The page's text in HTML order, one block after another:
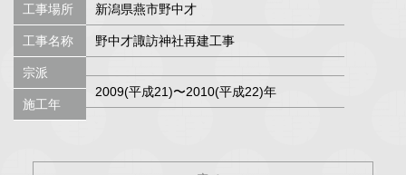
工事場所
工事名称
宗派
施工年
新潟県燕市野中才
野中才諏訪神社再建工事
2009(平成21)〜2010(平成22)年